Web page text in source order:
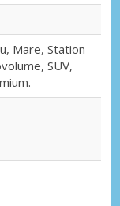
Mare, Station
SUV,